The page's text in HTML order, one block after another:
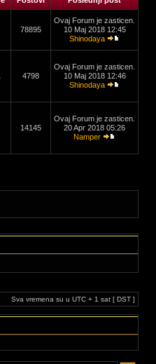
78895
Ovaj Forum je zasticen.
10 Maj 2018 12:45
Shinodaya
4798
Ovaj Forum je zasticen.
10 Maj 2018 12:46
Shinodaya
14145
Ovaj Forum je zasticen.
20 Apr 2018 05:26
Namper
Sva vremena su u UTC + 1 sat [ DST ]